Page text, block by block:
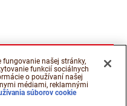
našej stránky,
funkcií sociálnych
o používaní našej
médiami, reklamnými
súborov cookie